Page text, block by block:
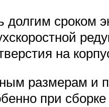
долгим сроком
на
размерам и
при